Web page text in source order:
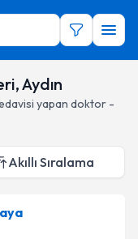
Aydın
yapan doktor -
Akıllı Sıralama